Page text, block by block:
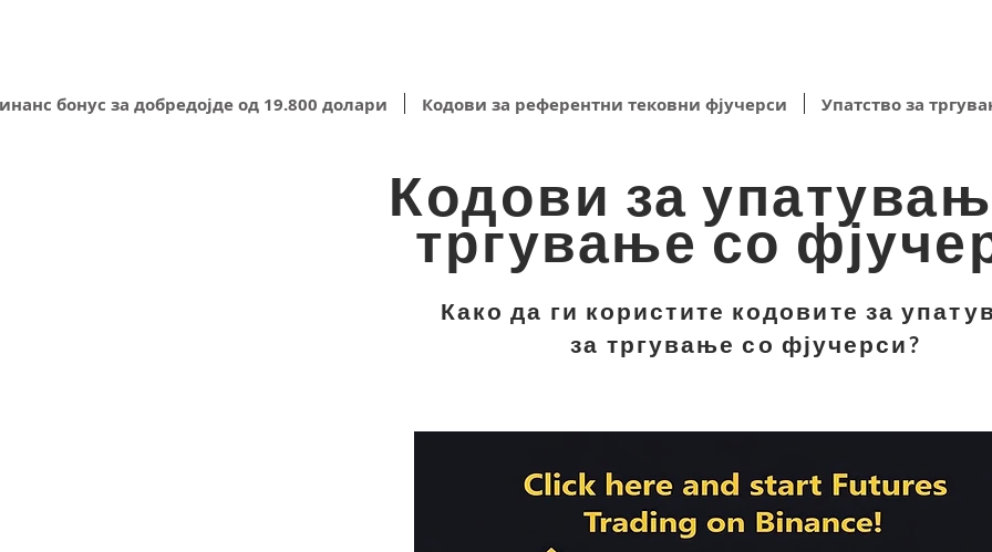
бонус за добредојде од 19.800 долари Кодови за референтни тековни фјучерси Упатство за
Кодови за
тргување со
Како да ги користите кодовите за
за тргување со фјучерси?